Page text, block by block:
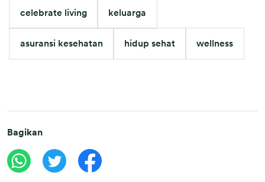
celebrate living keluarga
asuransi kesehatan hidup sehat wellness
Bagikan